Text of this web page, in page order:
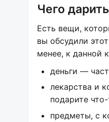
Чего
Есть вещи,
вы обсудили
менее, к данной
деньги —
лекарства и
подарите
предметы, с